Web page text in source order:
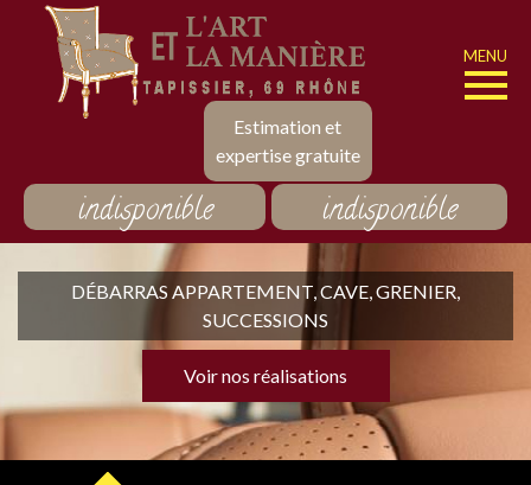
Estimation et
expertise gratuite
MENU
indisponible indisponible
DÉBARRAS APPARTEMENT, CAVE, GRENIER,
SUCCESSIONS
Voir nos réalisations